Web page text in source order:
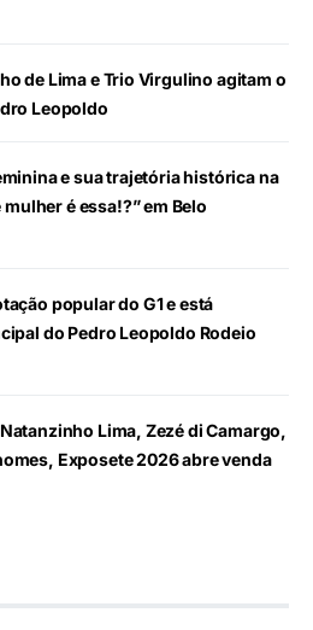
de Lima e Trio Virgulino agitam o
Leopoldo
e sua trajetória histórica na
é essa!?” em Belo
popular do G1 e está
do Pedro Leopoldo Rodeio
Lima, Zezé di Camargo,
Exposete 2026 abre venda